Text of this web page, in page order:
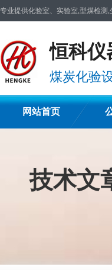
专业提供化验室、实验室,型煤检测
恒科仪
煤炭化验
网站首页
技术文